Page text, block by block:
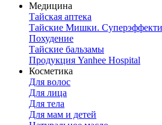
Медицина
Тайская аптека
Тайские Мишки.
Похудение
Тайские бальзамы
Продукция Yanhee Hospital
Косметика
Для волос
Для лица
Для тела
Для мам и детей